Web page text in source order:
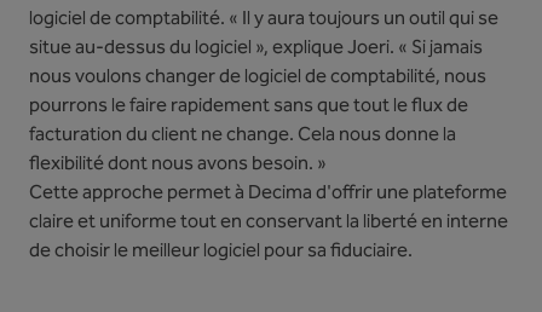
logiciel de comptabilité. « Il y aura toujours un outil qui se
situe au-dessus du logiciel », explique Joeri. « Si jamais
nous voulons changer de logiciel de comptabilité, nous
pourrons le faire rapidement sans que tout le flux de
facturation du client ne change. Cela nous donne la
flexibilité dont nous avons besoin. »
Cette approche permet à Decima d'offrir une plateforme
claire et uniforme tout en conservant la liberté en interne
de choisir le meilleur logiciel pour sa fiduciaire.